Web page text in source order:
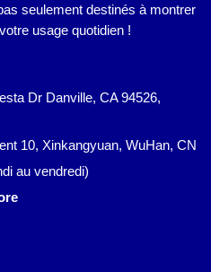
seulement destinés à montrer
usage quotidien !
Dr Danville, CA 94526,
10, Xinkangyuan, WuHan, CN
au vendredi)